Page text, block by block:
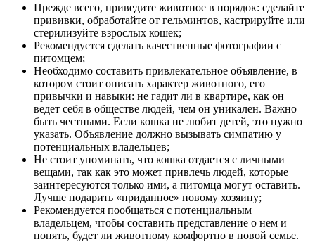
Прежде всего, приведите животное в порядок: сделайте
прививки, обработайте от гельминтов, кастрируйте или
стерилизуйте взрослых кошек;
Рекомендуется сделать качественные фотографии с
питомцем;
Необходимо составить привлекательное объявление, в
котором стоит описать характер животного, его
привычки и навыки: не гадит ли в квартире, как он
ведет себя в обществе людей, чем он уникален. Важно
быть честными. Если кошка не любит детей, это нужно
указать. Объявление должно вызывать симпатию у
потенциальных владельцев;
Не стоит упоминать, что кошка отдается с личными
вещами, так как это может привлечь людей, которые
заинтересуются только ими, а питомца могут оставить.
Лучше подарить «приданное» новому хозяину;
Рекомендуется пообщаться с потенциальным
владельцем, чтобы составить представление о нем и
понять, будет ли животному комфортно в новой семье.